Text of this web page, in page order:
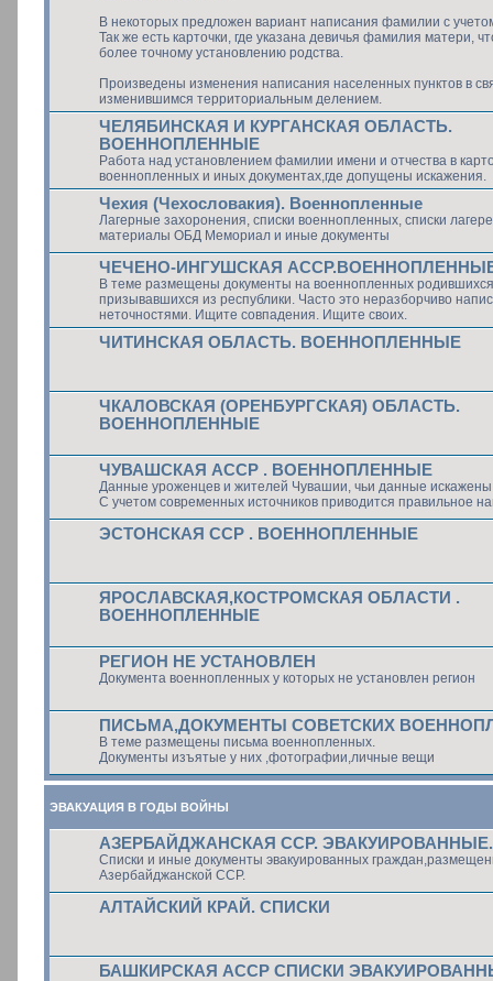
В некоторых предложен вариант написания фамилии с
Так же есть карточки, где указана девичья фамилия матери,
более точному установлению родства.
Произведены изменения написания населенных пунктов в
изменившимся территориальным делением.
ЧЕЛЯБИНСКАЯ И КУРГАНСКАЯ ОБЛАСТЬ.
ВОЕННОПЛЕННЫЕ
Работа над установлением фамилии имени и отчества в
военнопленных и иных документах,где допущены искажения.
Чехия (Чехословакия). Военнопленные
Лагерные захоронения, списки военнопленных, списки
материалы ОБД Мемориал и иные документы
ЧЕЧЕНО-ИНГУШСКАЯ
В теме размещены документы на военнопленных
призывавшихся из республики. Часто это неразборчиво
неточностями. Ищите совпадения. Ищите своих.
ЧИТИНСКАЯ ОБЛАСТЬ. ВОЕННОПЛЕННЫЕ
ЧКАЛОВСКАЯ (ОРЕНБУРГСКАЯ) ОБЛАСТЬ.
ВОЕННОПЛЕННЫЕ
ЧУВАШСКАЯ АССР . ВОЕННОПЛЕННЫЕ
Данные уроженцев и жителей Чувашии, чьи данные искажены
С учетом современных источников приводится правильное
ЭСТОНСКАЯ ССР . ВОЕННОПЛЕННЫЕ
ЯРОСЛАВСКАЯ,КОСТРОМСКАЯ ОБЛАСТИ .
ВОЕННОПЛЕННЫЕ
РЕГИОН НЕ УСТАНОВЛЕН
Документа военнопленных у которых не установлен регион
ПИСЬМА,ДОКУМЕНТЫ СОВЕТСКИХ
В теме размещены письма военнопленных.
Документы изъятые у них ,фотографии,личные вещи
ЭВАКУАЦИЯ В ГОДЫ ВОЙНЫ
АЗЕРБАЙДЖАНСКАЯ ССР. ЭВАКУИРОВАННЫЕ.
Списки и иные документы эвакуированных
Азербайджанской ССР.
АЛТАЙСКИЙ КРАЙ. СПИСКИ
БАШКИРСКАЯ АССР СПИСКИ